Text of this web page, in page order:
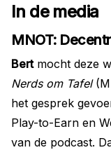
In de media
MNOT:
Bertmocht deze
Nerds om Tafel
het gesprek
Play-to-Earn en
van de podcast.